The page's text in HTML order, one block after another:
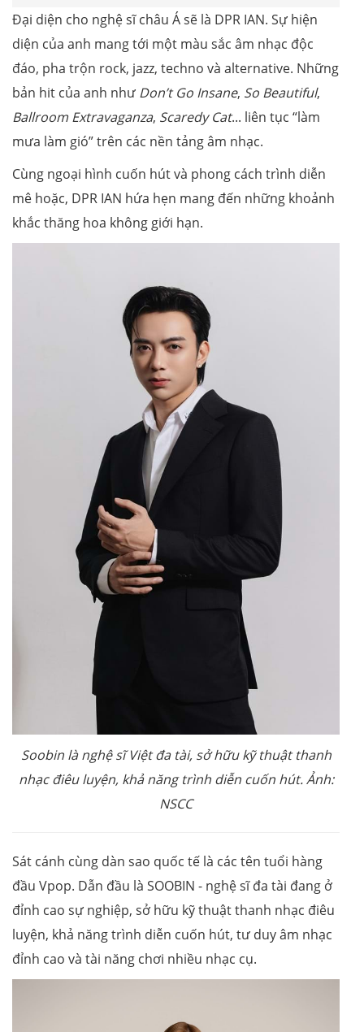
Đại diện cho nghệ sĩ châu Á sẽ là DPR IAN. Sự hiện
diện của anh mang tới một màu sắc âm nhạc độc
đáo, pha trộn rock, jazz, techno và alternative. Những
bản hit của anh như Don’t Go Insane, So Beautiful,
Ballroom Extravaganza, Scaredy Cat... liên tục “làm
mưa làm gió” trên các nền tảng âm nhạc.
Cùng ngoại hình cuốn hút và phong cách trình diễn
mê hoặc, DPR IAN hứa hẹn mang đến những khoảnh
khắc thăng hoa không giới hạn.
Soobin là nghệ sĩ Việt đa tài, sở hữu kỹ thuật thanh
nhạc điêu luyện, khả năng trình diễn cuốn hút. Ảnh:
NSCC
Sát cánh cùng dàn sao quốc tế là các tên tuổi hàng
đầu Vpop. Dẫn đầu là SOOBIN - nghệ sĩ đa tài đang ở
đỉnh cao sự nghiệp, sở hữu kỹ thuật thanh nhạc điêu
luyện, khả năng trình diễn cuốn hút, tư duy âm nhạc
đỉnh cao và tài năng chơi nhiều nhạc cụ.